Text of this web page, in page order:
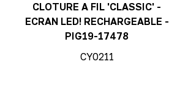
CLOTURE A FIL 'CLASSIC' -
ECRAN LED! RECHARGEABLE -
PIG19-17478
CY0211